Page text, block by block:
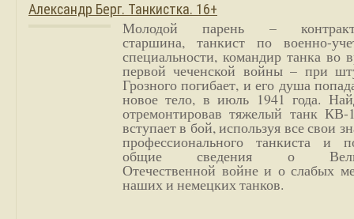
Александр Берг. Танкистка. 16+
Молодой парень –
старшина, танкист по военно-
специальности, командир танка во
первой чеченской войны – при
Грозного погибает, и его душа
новое тело, в июль 1941 года.
отремонтировав тяжелый танк
вступает в бой, используя все свои
профессионального танкиста и
общие сведения о
Отечественной войне и о слабых
наших и немецких танков.